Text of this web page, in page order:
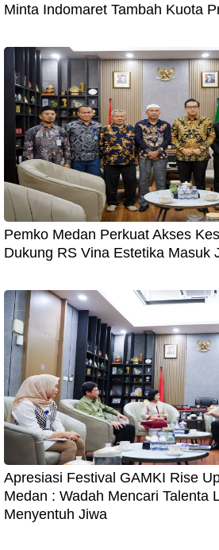
Minta Indomaret Tambah Kuota
Pemko Medan Perkuat Akses
Dukung RS Vina Estetika Masuk
Apresiasi Festival GAMKI Rise
Medan : Wadah Mencari Talenta
Menyentuh Jiwa